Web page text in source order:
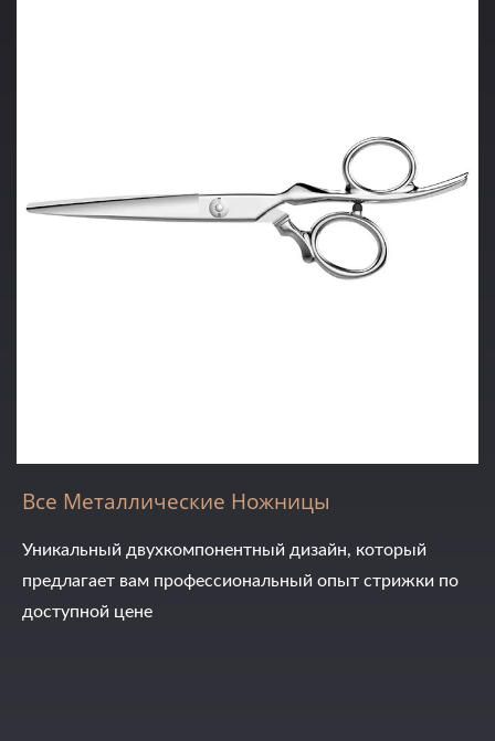
Все Металлические Ножницы
Уникальный двухкомпонентный дизайн, который
предлагает вам профессиональный опыт стрижки по
доступной цене